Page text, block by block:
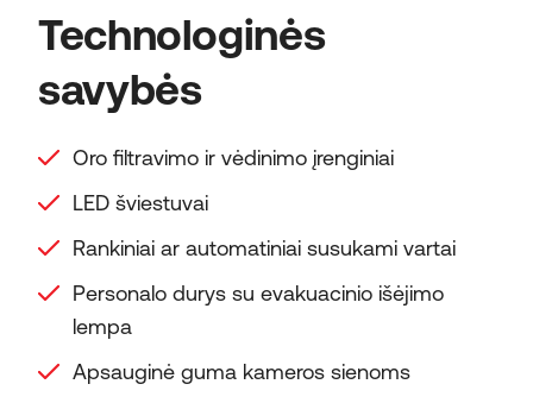
Technologinės
savybės
Oro filtravimo ir vėdinimo įrenginiai
LED šviestuvai
Rankiniai ar automatiniai susukami vartai
Personalo durys su evakuacinio išėjimo
lempa
Apsauginė guma kameros sienoms